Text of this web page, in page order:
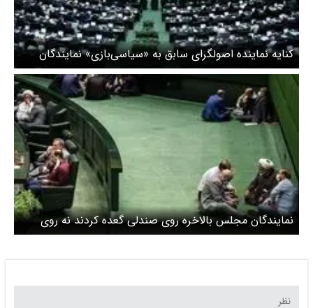
کنایه نماینده اصولگرای سابق به «سیاسی‌بازی» نمایندگان
مجلس
نمایندگان مجلس بالاخره روی صندلی گعده کردند نه روی
زمین! + عکس